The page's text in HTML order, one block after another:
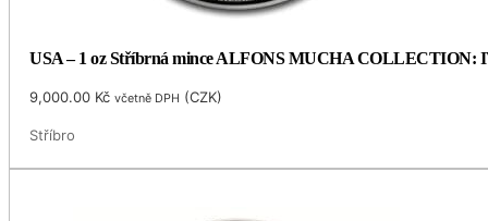
USA – 1 oz Stříbrná mince ALFONS MUCHA COLLECTION:
9,000.00 Kč včetně DPH (CZK)
Stříbro